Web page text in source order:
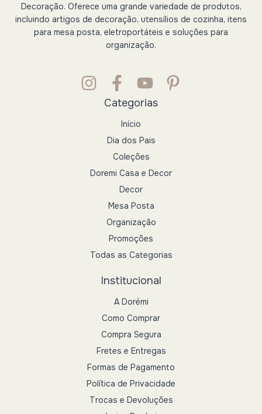
Decoração. Oferece uma grande variedade de produtos,
incluindo artigos de decoração, utensílios de cozinha, itens
para mesa posta, eletroportáteis e soluções para
organização.
Categorias
Início
Dia dos Pais
Coleções
Doremi Casa e Decor
Decor
Mesa Posta
Organização
Promoções
Todas as Categorias
Institucional
A Dorémi
Como Comprar
Compra Segura
Fretes e Entregas
Formas de Pagamento
Política de Privacidade
Trocas e Devoluções